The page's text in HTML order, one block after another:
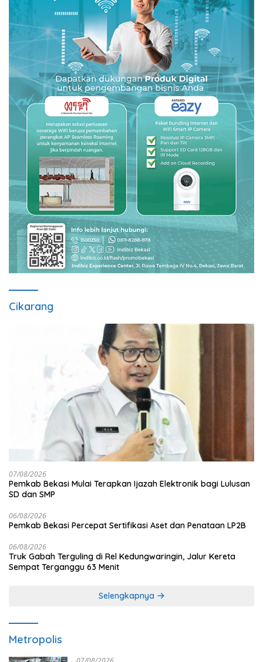
Cikarang
07/08/2026
Pemkab Bekasi Mulai Terapkan Ijazah Elektronik bagi Lulusan
SD dan SMP
06/08/2026
Pemkab Bekasi Percepat Sertifikasi Aset dan Penataan LP2B
06/08/2026
Truk Gabah Terguling di Rel Kedungwaringin, Jalur Kereta
Sempat Terganggu 63 Menit
Selengkapnya
Metropolis